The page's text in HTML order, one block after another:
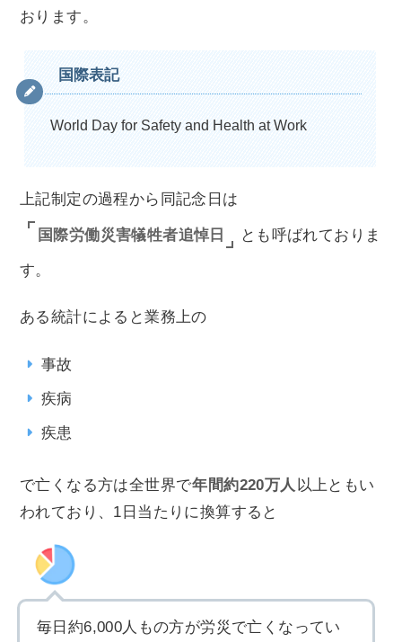
おります。
国際表記
World Day for Safety and Health at Work
上記制定の過程から同記念日は
国際労働災害犠牲者追悼日 とも呼ばれておりま
す。
ある統計によると業務上の
事故
疾病
疾患
で亡くなる方は全世界で年間約220万人 以上ともい
われており、1日当たりに換算すると
毎日約6,000人もの方が労災で亡くなってい